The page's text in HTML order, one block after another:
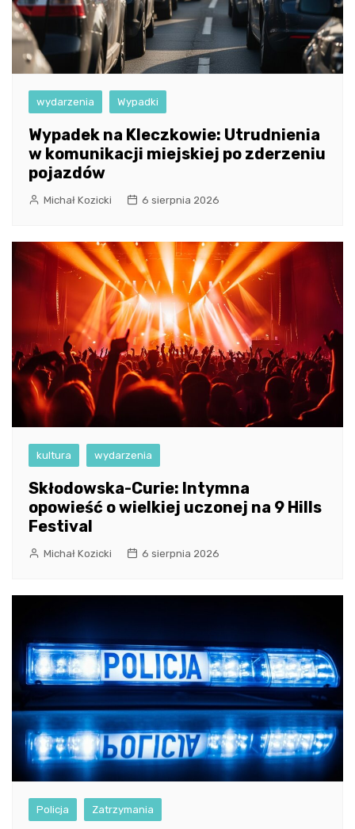
wydarzenia Wypadki
Wypadek na Kleczkowie: Utrudnienia
w komunikacji miejskiej po zderzeniu
pojazdów
Michał Kozicki 6 sierpnia 2026
kultura wydarzenia
Skłodowska-Curie: Intymna
opowieść o wielkiej uczonej na 9 Hills
Festival
Michał Kozicki 6 sierpnia 2026
Policja Zatrzymania